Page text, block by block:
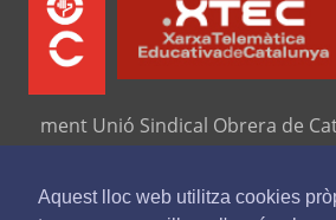
Aquest lloc web utilitza cookies
ment Unió Sindical Obrera de
Seu central: C/ Travessera de
Barcelona).